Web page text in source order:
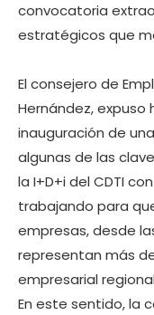
convocatoria
estratégicos que
El consejero de
Hernández,
inauguración de
algunas de las
la I+D+i del CDTI
trabajando para
empresas, desde
representan más
empresarial
En este sentido, la